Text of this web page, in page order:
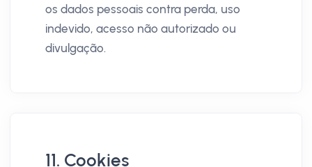
os dados pessoais contra perda, uso
indevido, acesso não autorizado ou
divulgação.
11. Cookies